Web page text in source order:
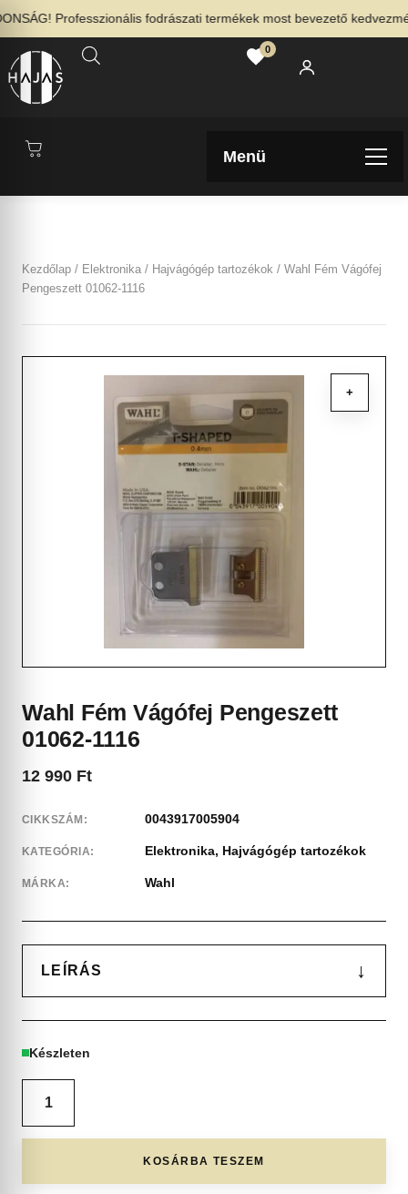
Professzionális fodrászati termékek most bevezető
0
Menü
Kezdőlap / Elektronika / Hajvágógép tartozékok / Wahl Fém Vágófej
Pengeszett 01062-1116
+
Wahl Fém Vágófej Pengeszett
01062-1116
12 990 Ft
CIKKSZÁM: 0043917005904
KATEGÓRIA: Elektronika, Hajvágógép tartozékok
MÁRKA: Wahl
LEÍRÁS ↓
Készleten
KOSÁRBA TESZEM